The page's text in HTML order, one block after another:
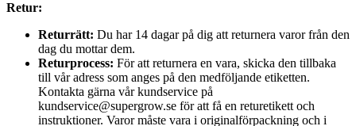
Retur:
Returrätt: Du har 14 dagar på dig att returnera varor från den
dag du mottar dem.
Returprocess: För att returnera en vara, skicka den tillbaka
till vår adress som anges på den medföljande etiketten.
Kontakta gärna vår kundservice på
kundservice@supergrow.se för att få en returetikett och
instruktioner. Varor måste vara i originalförpackning och i